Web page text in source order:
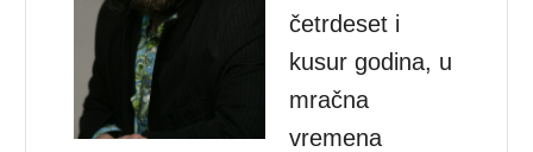
četrdeset i
kusur godina, u
mračna
vremena